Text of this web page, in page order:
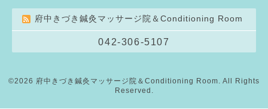
府中きづき鍼灸マッサージ院＆Conditioning Room
042-306-5107
©2026 府中きづき鍼灸マッサージ院＆Conditioning Room . All Rights
Reserved.